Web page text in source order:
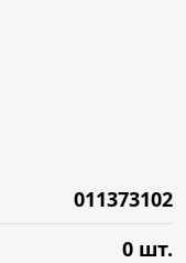
011373102
0 шт.